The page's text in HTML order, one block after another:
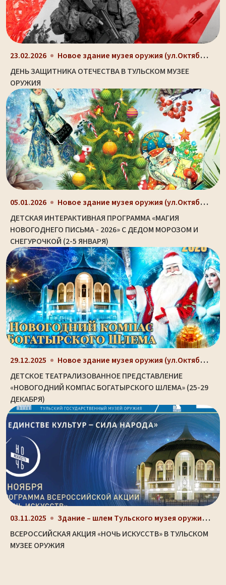
23.02.2026 Новое здание музея оружия (ул.Октябрьская, д. 2)
ДЕНЬ ЗАЩИТНИКА ОТЕЧЕСТВА В ТУЛЬСКОМ МУЗЕЕ
ОРУЖИЯ
05.01.2026 Новое здание музея оружия (ул.Октябрьская, д. 2)
ДЕТСКАЯ ИНТЕРАКТИВНАЯ ПРОГРАММА «МАГИЯ
НОВОГОДНЕГО ПИСЬМА - 2026» С ДЕДОМ МОРОЗОМ И
СНЕГУРОЧКОЙ (2-5 ЯНВАРЯ)
29.12.2025 Новое здание музея оружия (ул.Октябрьская, д. 2)
ДЕТСКОЕ ТЕАТРАЛИЗОВАННОЕ ПРЕДСТАВЛЕНИЕ
«НОВОГОДНИЙ КОМПАС БОГАТЫРСКОГО ШЛЕМА» (25-29
ДЕКАБРЯ)
03.11.2025 Здание – шлем Тульского музея оружия (ул. Октябрьс...
ВСЕРОССИЙСКАЯ АКЦИЯ «НОЧЬ ИСКУССТВ» В ТУЛЬСКОМ
МУЗЕЕ ОРУЖИЯ